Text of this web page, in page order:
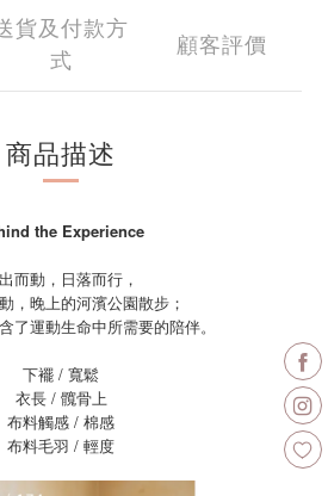
貨及付款方
式
顧客評價
商品描述
the Experience
而動，日落而行，
，晚上的河濱公園散步；
了運動生命中所需要的陪伴。
下襬 / 寬鬆
衣長 / 髖骨上
布料觸感 / 棉感
布料毛羽 / 輕度